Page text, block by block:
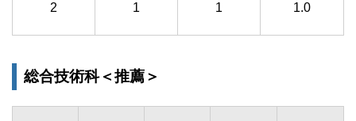
2 1 1 1.0
総合技術科＜推薦＞